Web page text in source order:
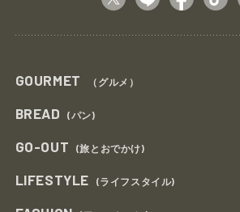
GOURMET （グルメ）
BREAD (パン)
GO-OUT (旅とおでかけ)
LIFESTYLE (ライフスタイル)